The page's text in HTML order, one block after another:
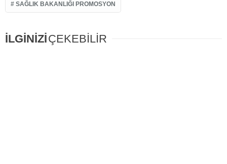
SAĞLIK BAKANLIĞI PROMOSYON
İLGİNİZİÇEKEBİLİR